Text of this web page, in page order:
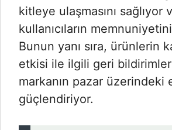
kitleye ulaşmasını sağlıyor
kullanıcıların memnuniyetini
Bunun yanı sıra, ürünlerin
etkisi ile ilgili geri
markanın pazar üzerindeki
güçlendiriyor.